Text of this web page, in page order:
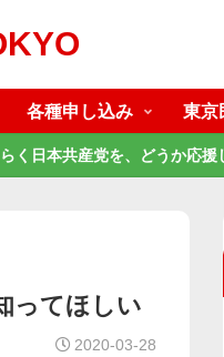
各種申し込み 東京
く日本共産党を、どうか応援
ってほしい
2020-03-28